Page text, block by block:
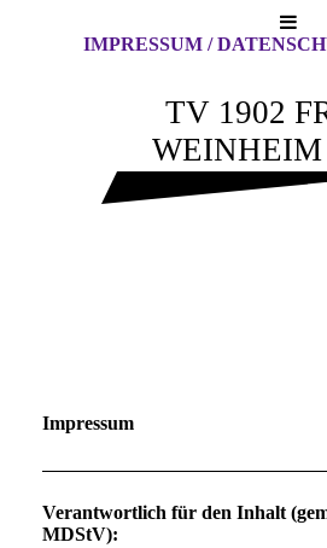
IMPRESSUM /
TV 1902
WEINHEIM
Impressum
Verantwortlich für den Inhalt
MDStV):